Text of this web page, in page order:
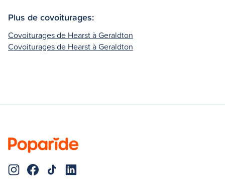
Plus de covoiturages:
Covoiturages de Hearst à Geraldton
Covoiturages de Hearst à Geraldton